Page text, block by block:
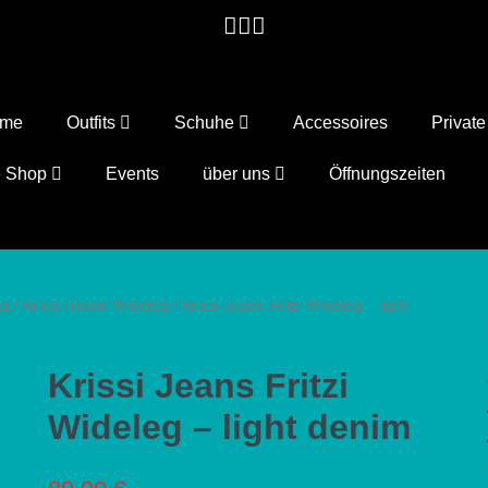
Outfits Schuhe Accessoires
Shop Events über uns Öffnungszeiten
/ Krissi Hosen Wideleg / Krissi Jeans Fritzi Wideleg – light
Krissi Jeans Fritzi
Wideleg – light denim